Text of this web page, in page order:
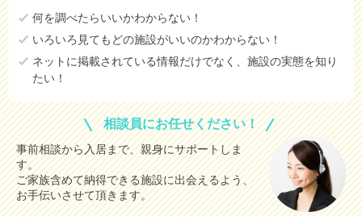
何を調べたらいいかわからない！
いろいろ見てもどの施設がいいのかわからない！
ネットに掲載されている情報だけでなく、施設の実態を知り
たい！
相談員にお任せください！
事前相談から入居まで、親身にサポートしま
す。
ご家族含めて納得できる施設に出会えるよう、
お手伝いさせて頂きます。